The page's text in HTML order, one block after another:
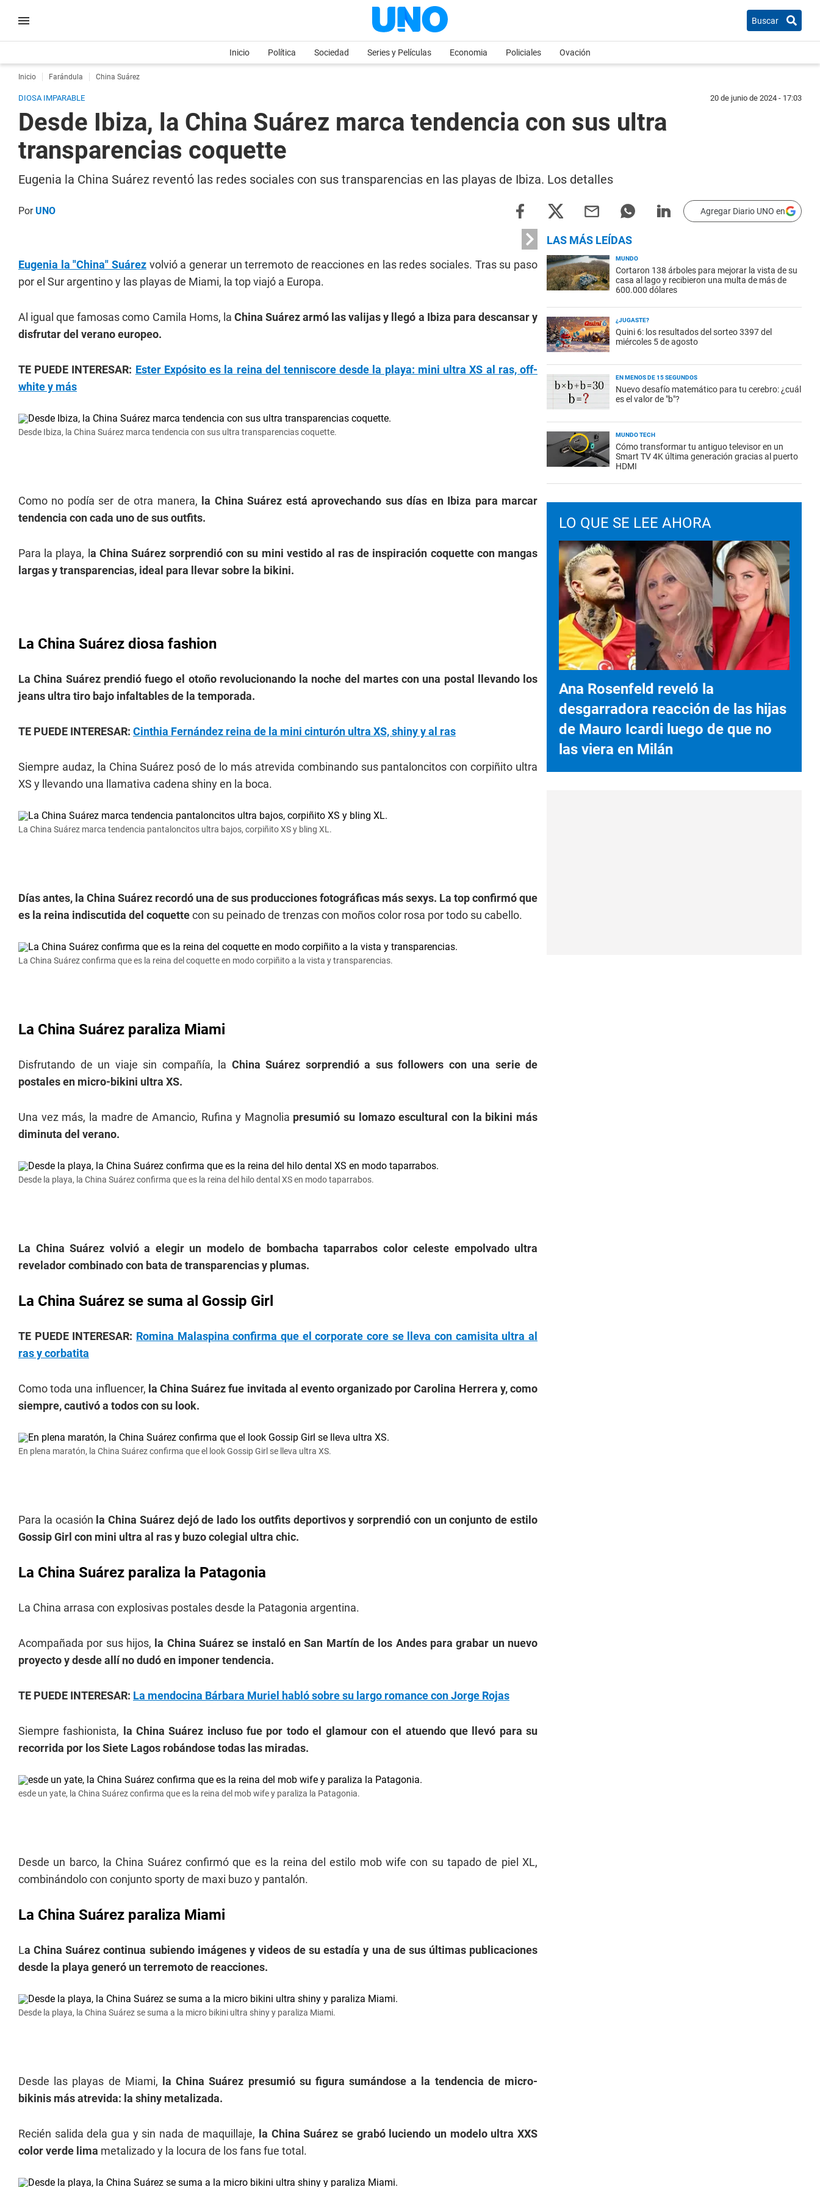
Buscar
Inicio Política Sociedad Series y Películas Economia Policiales Ovación
Inicio Farándula China Suárez
DIOSA IMPARABLE 20 de junio de 2024 - 17:03
Desde Ibiza, la China Suárez marca tendencia con sus ultra
transparencias coquette
Eugenia la China Suárez reventó las redes sociales con sus transparencias en las playas de Ibiza. Los detalles
PorUNO Agregar Diario UNO en
Eugenia la "China" Suárezvolvió a generar un terremoto de reacciones en las redes sociales. Tras su paso
por el Sur argentino y las playas de Miami, la top viajó a Europa.
Al igual que famosas como Camila Homs, la China Suárez armó las valijas y llegó a Ibiza para descansar y
disfrutar del verano europeo.
TE PUEDE INTERESAR: Ester Expósito es la reina del tenniscore desde la playa: mini ultra XS al ras, off-
white y más
Desde Ibiza, la China Suárez marca tendencia con sus ultra transparencias coquette.
Como no podía ser de otra manera, la China Suárez está aprovechando sus días en Ibiza para marcar
tendencia con cada uno de sus outfits.
Para la playa, l a China Suárez sorprendió con su mini vestido al ras de inspiración coquette con mangas
largas y transparencias, ideal para llevar sobre la bikini.
La China Suárez diosa fashion
La China Suárez prendió fuego el otoño revolucionando la noche del martes con una postal llevando los
jeans ultra tiro bajo infaltables de la temporada.
TE PUEDE INTERESAR: Cinthia Fernández reina de la mini cinturón ultra XS, shiny y al ras
Siempre audaz, la China Suárez posó de lo más atrevida combinando sus pantaloncitos con corpiñito ultra
XS y llevando una llamativa cadena shiny en la boca.
La China Suárez marca tendencia pantaloncitos ultra bajos, corpiñito XS y bling XL.
Días antes, la China Suárez recordó una de sus producciones fotográficas más sexys. La topconfirmó que
es la reina indiscutida del coquettecon su peinado de trenzas con moños color rosa por todo su cabello.
La China Suárez confirma que es la reina del coquette en modo corpiñito a la vista y transparencias.
La China Suárez paraliza Miami
Disfrutando de un viaje sin compañía, la China Suárez sorprendió a sus followers con una serie de
postales en micro-bikini ultra XS.
Una vez más, la madre de Amancio, Rufina y Magnolia presumió su lomazo escultural con la bikini más
diminuta del verano.
Desde la playa, la China Suárez confirma que es la reina del hilo dental XS en modo taparrabos.
La China Suárez volvió a elegir un modelo de bombacha taparrabos color celeste empolvado ultra
revelador combinado con bata de transparencias y plumas.
La China Suárez se suma al Gossip Girl
TE PUEDE INTERESAR: Romina Malaspina confirma que el corporate core se lleva con camisita ultra al
ras y corbatita
Como toda una influencer, la China Suárez fue invitada al evento organizado por Carolina Herrera y, como
siempre, cautivó a todos con su look.
En plena maratón, la China Suárez confirma que el look Gossip Girl se lleva ultra XS.
Para la ocasión la China Suárez dejó de lado los outfits deportivos y sorprendió con un conjunto de estilo
Gossip Girl con mini ultra al ras y buzo colegial ultra chic.
La China Suárez paraliza la Patagonia
La China arrasa con explosivas postales desde la Patagonia argentina.
Acompañada por sus hijos, la China Suárez se instaló en San Martín de los Andes para grabar un nuevo
proyecto y desde allí no dudó en imponer tendencia.
TE PUEDE INTERESAR: La mendocina Bárbara Muriel habló sobre su largo romance con Jorge Rojas
Siempre fashionista, la China Suárez incluso fue por todo el glamour con el atuendo que llevó para su
recorrida por los Siete Lagos robándose todas las miradas.
esde un yate, la China Suárez confirma que es la reina del mob wife y paraliza la Patagonia.
Desde un barco, la China Suárez confirmó que es la reina del estilo mob wife con su tapado de piel XL,
combinándolo con conjunto sporty de maxi buzo y pantalón.
La China Suárez paraliza Miami
La China Suárez continua subiendo imágenes y videos de su estadía y una de sus últimas publicaciones
desde la playa generó un terremoto de reacciones.
Desde la playa, la China Suárez se suma a la micro bikini ultra shiny y paraliza Miami.
Desde las playas de Miami,
la China Suárez presumió su figura sumándose a la tendencia de micro-
bikinis más atrevida: la shiny metalizada.
Recién salida dela gua y sin nada de maquillaje, la China Suárez se grabó luciendo un modelo ultra XXS
color verde lima metalizado y la locura de los fans fue total.
LAS MÁS LEÍDAS
MUNDO
Cortaron 138 árboles para mejorar la vista de su
casa al lago y recibieron una multa de más de
600.000 dólares
¿JUGASTE?
Quini 6: los resultados del sorteo 3397 del
miércoles 5 de agosto
EN MENOS DE 15 SEGUNDOS
Nuevo desafío matemático para tu cerebro: ¿cuál
es el valor de "b"?
MUNDO TECH
Cómo transformar tu antiguo televisor en un
Smart TV 4K última generación gracias al puerto
HDMI
LO QUE SE LEE AHORA
Ana Rosenfeld reveló la
desgarradora reacción de las hijas
de Mauro Icardi luego de que no
las viera en Milán